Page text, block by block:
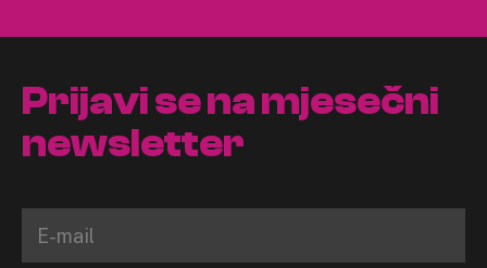
Prijavi se na mjesečni
newsletter